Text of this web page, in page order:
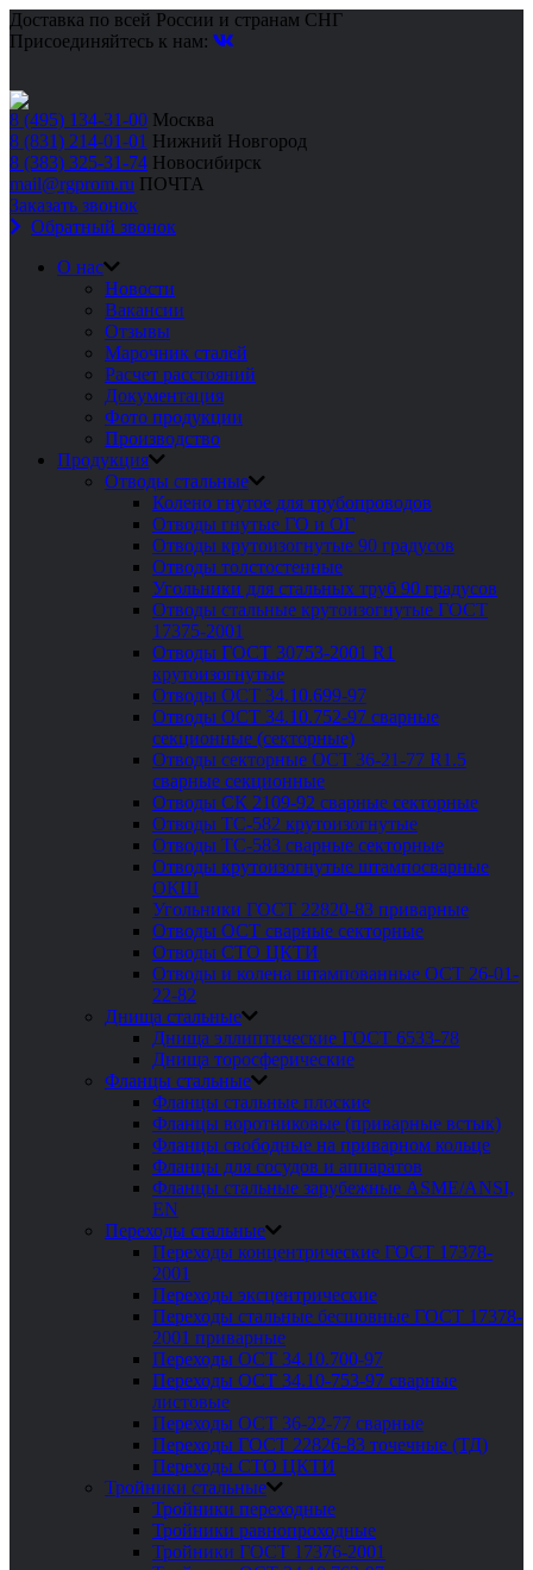
Доставка по всей России и странам СНГ
Присоединяйтесь к нам:
8 (495) 134-31-00 Москва
8 (831) 214-01-01 Нижний Новгород
8 (383) 325-31-74 Новосибирск
mail@rgprom.ru ПОЧТА
Заказать звонок
Обратный звонок
О нас
Новости
Вакансии
Отзывы
Марочник сталей
Расчет расстояний
Документация
Фото продукции
Производство
Продукция
Отводы стальные
Колено гнутое для трубопроводов
Отводы гнутые ГО и ОГ
Отводы крутоизогнутые 90 градусов
Отводы толстостенные
Угольники для стальных труб 90 градусов
Отводы стальные крутоизогнутые ГОСТ
17375-2001
Отводы ГОСТ 30753-2001 R1
крутоизогнутые
Отводы ОСТ 34.10.699-97
Отводы ОСТ 34.10.752-97 сварные
секционные (секторные)
Отводы секторные ОСТ 36-21-77 R1.5
сварные секционные
Отводы СК 2109-92 сварные секторные
Отводы ТС-582 крутоизогнутые
Отводы ТС-583 сварные секторные
Отводы крутоизогнутые штампосварные
ОКШ
Угольники ГОСТ 22820-83 приварные
Отводы ОСТ сварные секторные
Отводы СТО ЦКТИ
Отводы и колена штампованные ОСТ 26-01-
22-82
Днища стальные
Днища эллиптические ГОСТ 6533-78
Днища торосферические
Фланцы стальные
Фланцы стальные плоские
Фланцы воротниковые (приварные встык)
Фланцы свободные на приварном кольце
Фланцы для сосудов и аппаратов
Фланцы стальные зарубежные ASME/ANSI,
EN
Переходы стальные
Переходы концентрические ГОСТ 17378-
2001
Переходы эксцентрические
Переходы стальные бесшовные ГОСТ 17378-
2001 приварные
Переходы ОСТ 34.10.700-97
Переходы ОСТ 34.10-753-97 сварные
листовые
Переходы ОСТ 36-22-77 сварные
Переходы ГОСТ 22826-83 точечные (ТД)
Переходы СТО ЦКТИ
Тройники стальные
Тройники переходные
Тройники равнопроходные
Тройники ГОСТ 17376-2001